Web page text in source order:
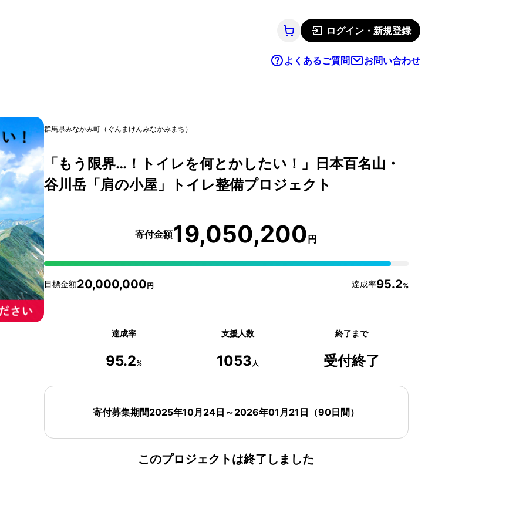
ログイン・新規登録
よくあるご質問 お問い合わせ
群馬県みなかみ町（ぐんまけんみなかみまち）
「もう限界…！トイレを何とかしたい！」日本百名山・
谷川岳「肩の小屋」トイレ整備プロジェクト
寄付金額19,050,200円
目標金額20,000,000円 達成率95.2%
達成率
95.2%
支援人数
1053人
終了まで
受付終了
寄付募集期間2025年10月24日 ～2026年01月21日 （90日間）
このプロジェクトは終了しました